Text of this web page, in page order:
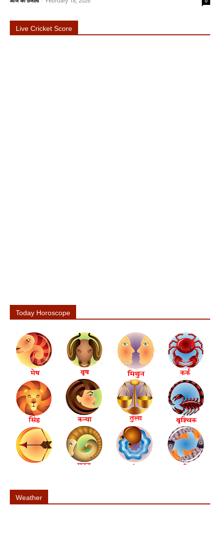
Live Cricket Score
Today Horoscope
Weather